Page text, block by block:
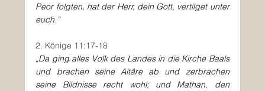
Peor folgten, hat der Herr, dein Gott, vertilget unter
euch. “
2. Könige 11:17-18
„Da ging alles Volk des Landes in die Kirche Baals
und brachen seine Altäre ab und zerbrachen
seine Bildnisse recht wohl; und Mathan, den